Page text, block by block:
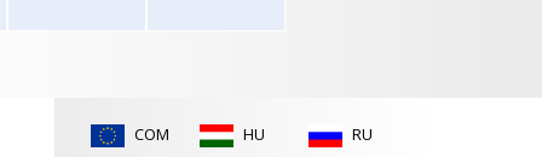
COM HU RU